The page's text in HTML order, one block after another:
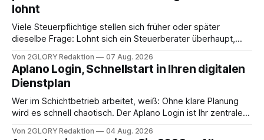
Intensivpflege bietet genau diese Alternative: Sie
lohnt
Viele Steuerpflichtige stellen sich früher oder später
dieselbe Frage: Lohnt sich ein Steuerberater überhaupt,
erledigen? Die kurze Antwort: Bei einfachen
Einkommensverhältnissen reicht häufig eine Steuersoftware
aus – sobald jedoch mehrere Einkunftsarten
zusammentreffen oder größere finanzielle Veränderungen
anstehen, zahlt sich professionelle Unterstützung meist
Von 2GLORY Redaktion 07 Aug. 2026
Aplano Login, Schnellstart in Ihren digitalen
Dienstplan
Wer im Schichtbetrieb arbeitet, weiß: Ohne klare Planung
wird es schnell chaotisch. Der Aplano Login ist Ihr zentraler
abwesenheiten und die gesamte kommunikation rund um
Von 2GLORY Redaktion 04 Aug. 2026